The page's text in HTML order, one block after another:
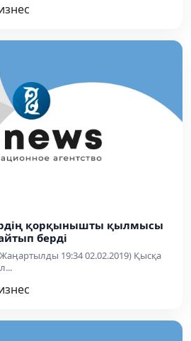
қорқынышты қылмысы
берді
19:34 02.02.2019) Қысқа